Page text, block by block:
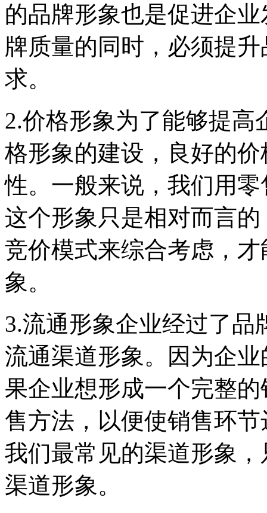
的品牌形象也是促进企
牌质量的同时，必须提
求。
2.价格形象为了能够提
格形象的建设，良好的
性。一般来说，我们用
这个形象只是相对而言
竞价模式来综合考虑，
象。
3.流通形象企业经过了
流通渠道形象。因为企
果企业想形成一个完整
售方法，以便使销售环
我们最常见的渠道形象
渠道形象。